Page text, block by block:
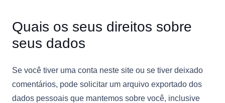
Quais os seus direitos sobre
seus dados
Se você tiver uma conta neste site ou se tiver deixado
comentários, pode solicitar um arquivo exportado dos
dados pessoais que mantemos sobre você, inclusive